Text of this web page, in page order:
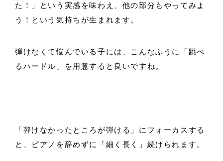
た！」という実感を味わえ、他の部分もやってみよ
う！という気持ちが生まれます。
弾けなくて悩んでいる子には、こんなふうに「跳べ
るハードル」を用意すると良いですね。
「弾けなかったところが弾ける」にフォーカスする
と、ピアノを辞めずに「細く長く」続けられます。